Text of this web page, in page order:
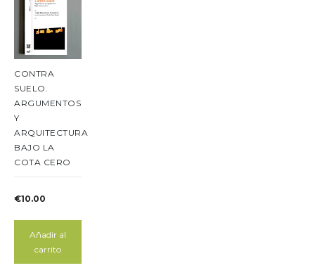
CONTRA
SUELO.
ARGUMENTOS
Y
ARQUITECTURA
BAJO LA
COTA CERO
€10.00
Añadir al
carrito